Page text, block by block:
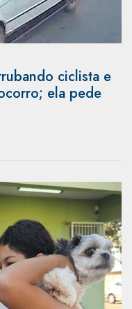
ciclista e
ela pede